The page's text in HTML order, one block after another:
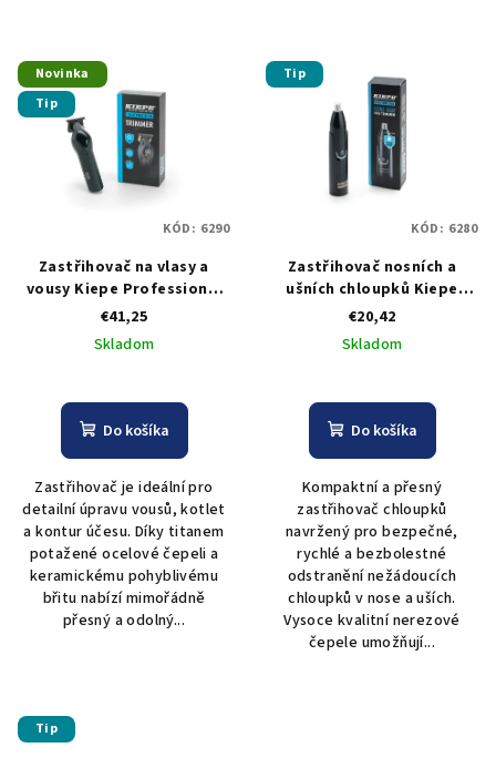
Novinka
Tip
Zastřihovač na vlasy a
vousy Kiepe Professional
Home Precision Hair
Trimmer
€41,25
Skladom
Do košíka
Zastřihovač je ideální pro
detailní úpravu vousů, kotlet
a kontur účesu. Díky titanem
potažené ocelové čepeli a
keramickému pohyblivému
břitu nabízí mimořádně
přesný a odolný...
KÓD: 6290
Tip
Zastřihovač nosních a
ušních chloupků Kiepe
Professional Home
Precision Nose-Ear
Trimmer
€20,42
Skladom
Do košíka
Kompaktní a přesný
zastřihovač chloupků
navržený pro bezpečné,
rychlé a bezbolestné
odstranění nežádoucích
chloupků v nose a uších.
Vysoce kvalitní nerezové
čepele umožňují...
KÓD: 6280
Tip